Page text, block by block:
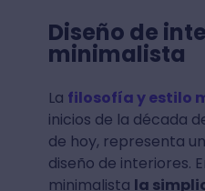
Diseño de
minimalista
La filosofía y estilo
inicios de la década
de hoy, representa
diseño de interiores.
minimalista la